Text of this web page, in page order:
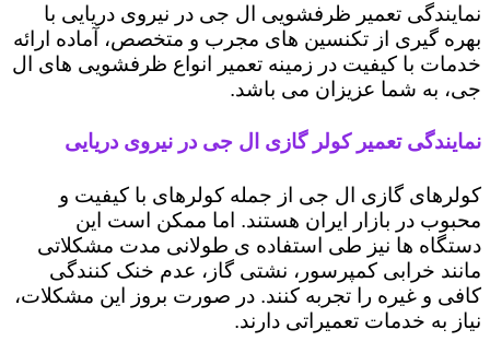
نمایندگی تعمیر ظرفشویی ال جی در نیروی دریایی با
بهره گیری از تکنسین های مجرب و متخصص، آماده ارائه
خدمات با کیفیت در زمینه تعمیر انواع ظرفشویی های ال
جی، به شما عزیزان می باشد.
نمایندگی تعمیر کولر گازی ال جی در نیروی دریایی
کولرهای گازی ال جی از جمله کولرهای با کیفیت و
محبوب در بازار ایران هستند. اما ممکن است این
دستگاه ها نیز طی استفاده ی طولانی مدت مشکلاتی
مانند خرابی کمپرسور، نشتی گاز، عدم خنک کنندگی
کافی و غیره را تجربه کنند. در صورت بروز این مشکلات،
نیاز به خدمات تعمیراتی دارند.